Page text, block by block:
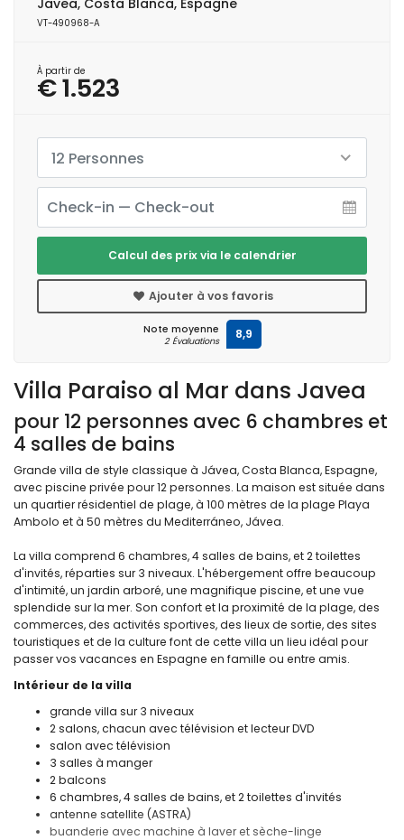
Villa Paraiso al Mar dans Javea
pour 12 personnes avec 6 chambres et
4 salles de bains
Grande villa de style classique à Jávea, Costa Blanca, Espagne,
avec piscine privée pour 12 personnes. La maison est située dans
un quartier résidentiel de plage, à 100 mètres de la plage Playa
Ambolo et à 50 mètres du Mediterráneo, Jávea.
La villa comprend 6 chambres, 4 salles de bains, et 2 toilettes
d'invités, réparties sur 3 niveaux. L'hébergement offre beaucoup
d'intimité, un jardin arboré, une magnifique piscine, et une vue
splendide sur la mer. Son confort et la proximité de la plage, des
commerces, des activités sportives, des lieux de sortie, des sites
touristiques et de la culture font de cette villa un lieu idéal pour
passer vos vacances en Espagne en famille ou entre amis.
Intérieur de la villa
grande villa sur 3 niveaux
2 salons, chacun avec télévision et lecteur DVD
salon avec télévision
3 salles à manger
2 balcons
6 chambres, 4 salles de bains, et 2 toilettes d'invités
antenne satellite (ASTRA)
buanderie avec machine à laver et sèche-linge
VT-490968-A
À partir de
€ 1.523
12 Personnes
Calcul des prix via le calendrier
Ajouter à vos favoris
Note moyenne
2 Évaluations 8,9